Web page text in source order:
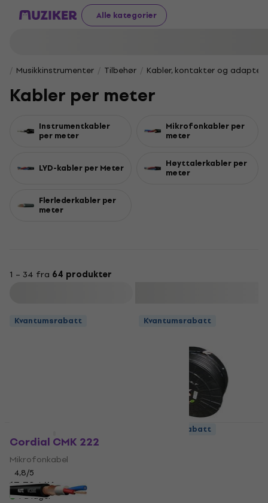
Alle kategorier
Musikkinstrumenter Tilbehør Kabler, kontakter og adaptere
Kabler per meter
Instrumentkabler
per meter
Mikrofonkabler per
meter
LYD-kabler per Meter Høyttalerkabler per
meter
Flerlederkabler per
meter
1 – 34 fra 64 produkter
Kvantumsrabatt
Cordial CMK 222
Mikrofonkabel
4,8/5
13,70 NKr
På lager
Kvantumsrabatt
Kvantumsrabatt